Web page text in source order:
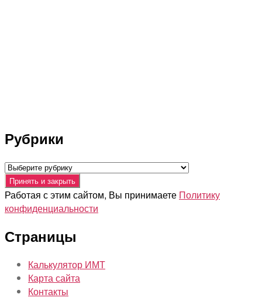
Рубрики
Рубрики
Работая с этим сайтом, Вы принимаете Политику
конфиденциальности
Страницы
Калькулятор ИМТ
Карта сайта
Контакты